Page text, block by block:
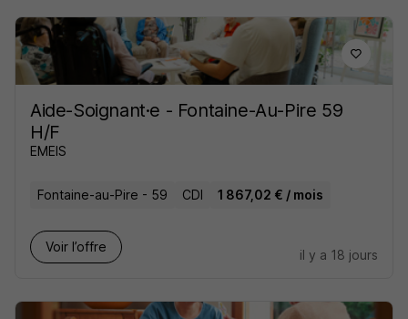
Aide-Soignant·e - Fontaine-Au-Pire 59
H/F
EMEIS
Fontaine-au-Pire - 59 CDI 1 867,02 € / mois
Voir l’offre
il y a 18 jours